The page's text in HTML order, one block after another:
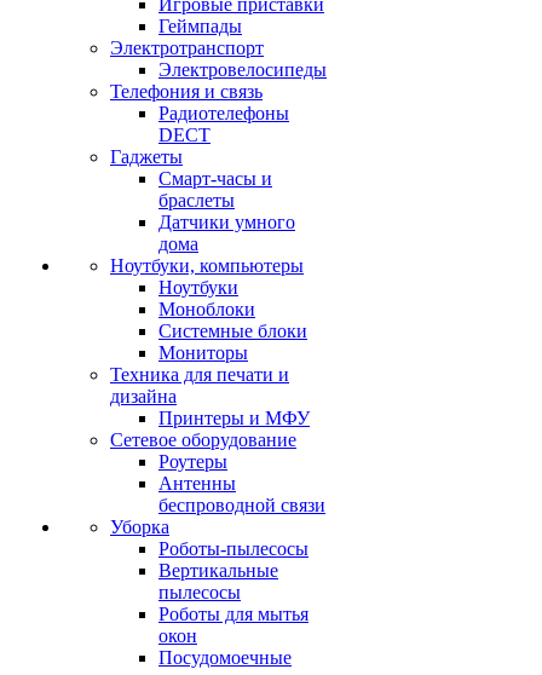
Игровые приставки
Геймпады
Электротранспорт
Электровелосипеды
Телефония и связь
Радиотелефоны
DECT
Гаджеты
Смарт-часы и
браслеты
Датчики умного
дома
Ноутбуки, компьютеры
Ноутбуки
Моноблоки
Системные блоки
Мониторы
Техника для печати и
дизайна
Принтеры и МФУ
Сетевое оборудование
Роутеры
Антенны
беспроводной связи
Уборка
Роботы-пылесосы
Вертикальные
пылесосы
Роботы для мытья
окон
Посудомоечные